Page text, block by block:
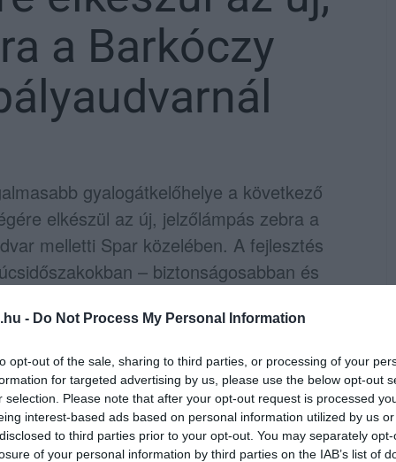
- Do Not Process My Personal Information
opt-out of the sale, sharing to third parties, or processing of your
for targeted advertising by us, please use the below opt-out
selection. Please note that after your opt-out request is processed
interest-based ads based on personal information utilized by us
to third parties prior to your opt-out. You may separately
of your personal information by third parties on the IAB’s list of
a Barkóczy
gyalogátkelőhelye a következő
elkészül az új, jelzőlámpás zebra a
melletti Spar közelében. A fejlesztés
– biztonságosabban és
útszakaszon -
kap. A beruházás részeként
amely hangjelzésekkel segíti a vakok és
az akadálymentesítés szempontjából is